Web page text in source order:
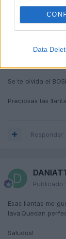
Data
Xenón
Sensores de
Auto hill
el primer
Un saludo
Se te olvida el
Preciosas las
Responder
Publicado
Esas llantas me
lava.Quedan
Saludos!